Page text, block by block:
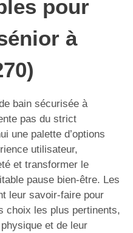
pour
à
bain sécurisée à
pas du strict
une palette d’options
utilisateur,
et transformer le
pause bien-être. Les
leur savoir-faire pour
choix les plus pertinents,
et de leur